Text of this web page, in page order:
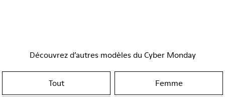
Découvrez d’autres modèles du Cyber Monday
Tout Femme